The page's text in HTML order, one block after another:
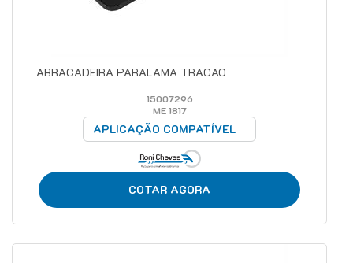
ABRACADEIRA PARALAMA TRACAO
15007296
ME 1817
APLICAÇÃO COMPATÍVEL
COTAR AGORA